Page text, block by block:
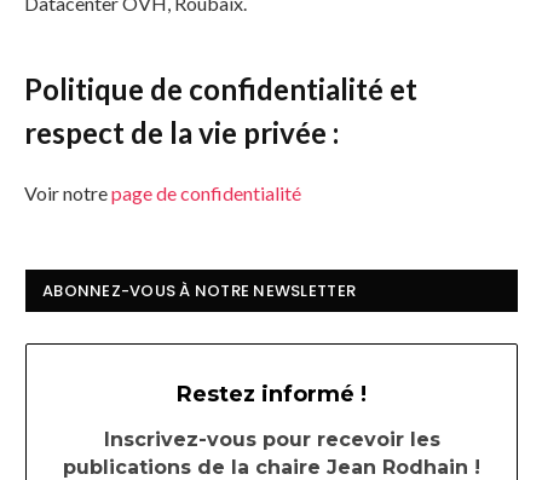
Politique de confidentialité et
respect de la vie privée :
Voir notrepage de confidentialité
ABONNEZ-VOUS À NOTRE NEWSLETTER
Restez informé !
Inscrivez-vous pour recevoir les
publications de la chaire Jean Rodhain !